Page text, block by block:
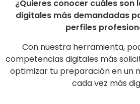
¿Quieres conocer cuáles son
digitales más demandadas
perfiles
Con nuestra herramienta,
competencias digitales más
optimizar tu preparación en un
cada vez más